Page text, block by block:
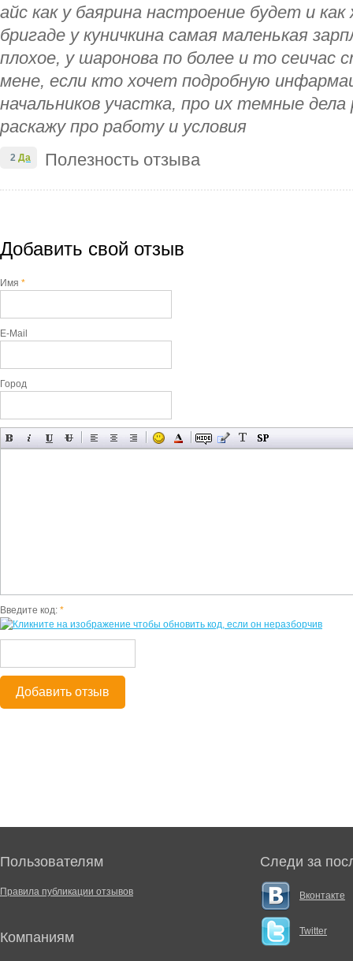
айс как у баярина настроение будет и
бригаде у куничкина самая маленькая
плохое, у шаронова по более и то сеичас
мене, если кто хочет подробную
начальников участка, про их темные
раскажу про работу и условия
Полезность отзыва
2 Да
Добавить свой отзыв
Имя *
E-Mail
Город
Введите код: *
Добавить отзыв
Пользователям
Правила публикации отзывов
Компаниям
Следи за
Вконтакте
Twitter